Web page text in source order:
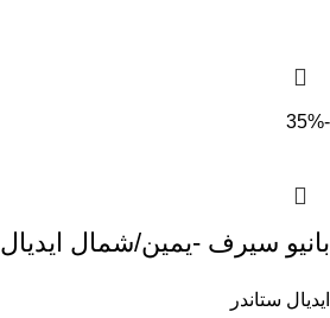
-35%
بانيو سيرف -يمين/شمال ايديال
ايديال ستاندر